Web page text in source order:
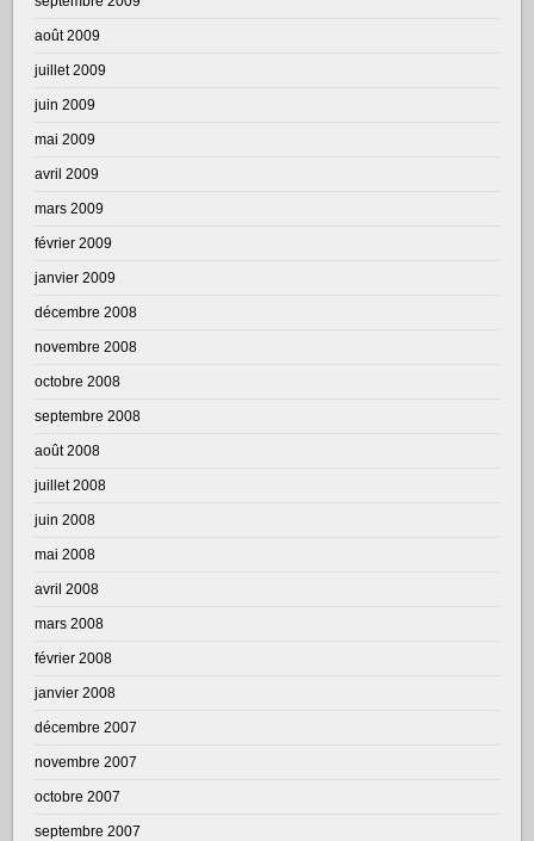
août 2009
juillet 2009
juin 2009
mai 2009
avril 2009
mars 2009
février 2009
janvier 2009
décembre 2008
novembre 2008
octobre 2008
septembre 2008
août 2008
juillet 2008
juin 2008
mai 2008
avril 2008
mars 2008
février 2008
janvier 2008
décembre 2007
novembre 2007
octobre 2007
septembre 2007